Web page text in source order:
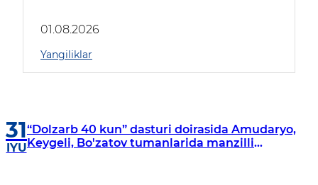
borildi
01.08.2026
Yangiliklar
31
IYU
“Dolzarb 40 kun” dasturi doirasida Amudaryo,
Keygeli, Bo'zatov tumanlarida manzilli